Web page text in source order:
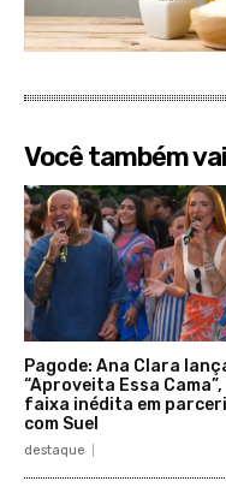
Você também
Pagode: Ana Clara
“Aproveita Essa Cama”,
faixa inédita em
com Suel
destaque